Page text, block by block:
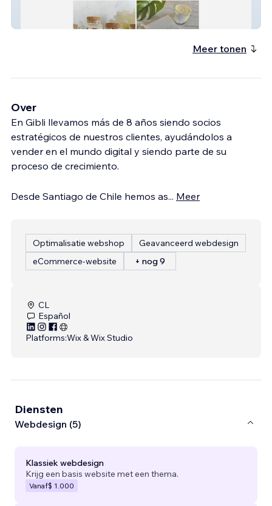
Pétreo Tienda
Meer tonen
Over
En Gibli llevamos más de 8 años siendo socios
estratégicos de nuestros clientes, ayudándolos a
vender en el mundo digital y siendo parte de su
proceso de crecimiento.
Desde Santiago de Chile hemos as... Meer
Optimalisatie webshop
Geavanceerd webdesign
eCommerce-website
+ nog 9
CL
Español
Platforms:Wix & Wix Studio
Diensten
Webdesign (5)
Klassiek webdesign
Krijg een basis website met een thema.
Vanaf$ 1.000